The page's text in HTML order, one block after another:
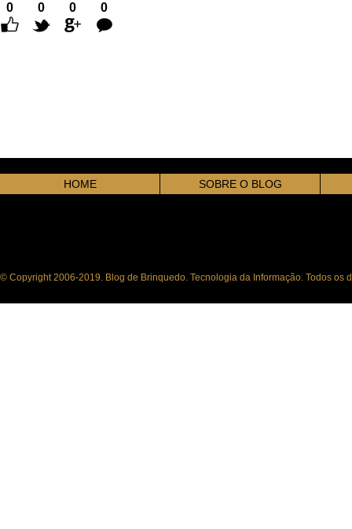
0 0 0
0
Comentários
HOME SOBRE O BLOG
© Copyright 2006-2019. Blog de Brinquedo. Tecnologia da Informação. Todos os